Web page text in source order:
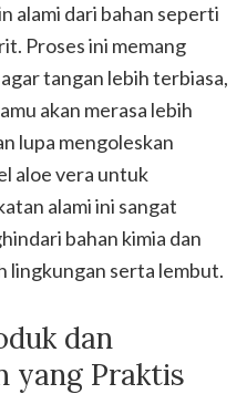
alami dari bahan seperti
Proses ini memang
tangan lebih terbiasa,
akan merasa lebih
lupa mengoleskan
aloe vera untuk
alami ini sangat
bahan kimia dan
lingkungan serta lembut.
dan
yang Praktis